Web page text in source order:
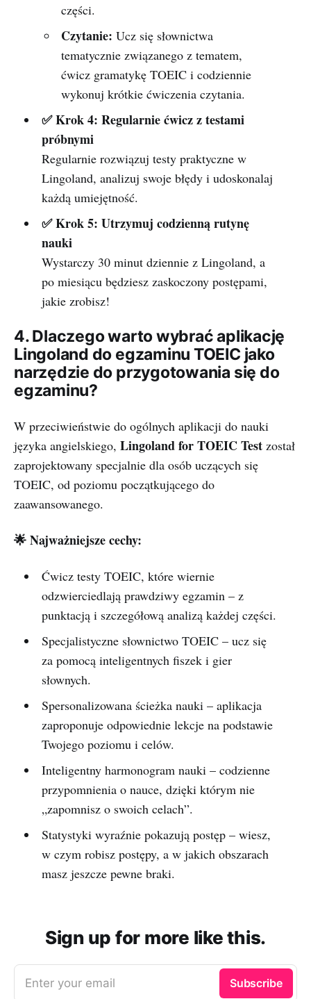
części.
Czytanie: Ucz się słownictwa
tematycznie związanego z tematem,
ćwicz gramatykę TOEIC i codziennie
wykonuj krótkie ćwiczenia czytania.
✅ Krok 4: Regularnie ćwicz z testami
próbnymi
Regularnie rozwiązuj testy praktyczne w
Lingoland, analizuj swoje błędy i udoskonalaj
każdą umiejętność.
✅ Krok 5: Utrzymuj codzienną rutynę
nauki
Wystarczy 30 minut dziennie z Lingoland, a
po miesiącu będziesz zaskoczony postępami,
jakie zrobisz!
4. Dlaczego warto wybrać aplikację
Lingoland do egzaminu TOEIC jako
narzędzie do przygotowania się do
egzaminu?
W przeciwieństwie do ogólnych aplikacji do nauki
języka angielskiego, Lingoland for TOEIC Test został
zaprojektowany specjalnie dla osób uczących się
TOEIC, od poziomu początkującego do
zaawansowanego.
🌟 Najważniejsze cechy:
Ćwicz testy TOEIC, które wiernie
odzwierciedlają prawdziwy egzamin – z
punktacją i szczegółową analizą każdej części.
Specjalistyczne słownictwo TOEIC – ucz się
za pomocą inteligentnych fiszek i gier
słownych.
Spersonalizowana ścieżka nauki – aplikacja
zaproponuje odpowiednie lekcje na podstawie
Twojego poziomu i celów.
Inteligentny harmonogram nauki – codzienne
przypomnienia o nauce, dzięki którym nie
„zapomnisz o swoich celach”.
Statystyki wyraźnie pokazują postęp – wiesz,
w czym robisz postępy, a w jakich obszarach
masz jeszcze pewne braki.
Sign up for more like this.
Enter your email Subscribe